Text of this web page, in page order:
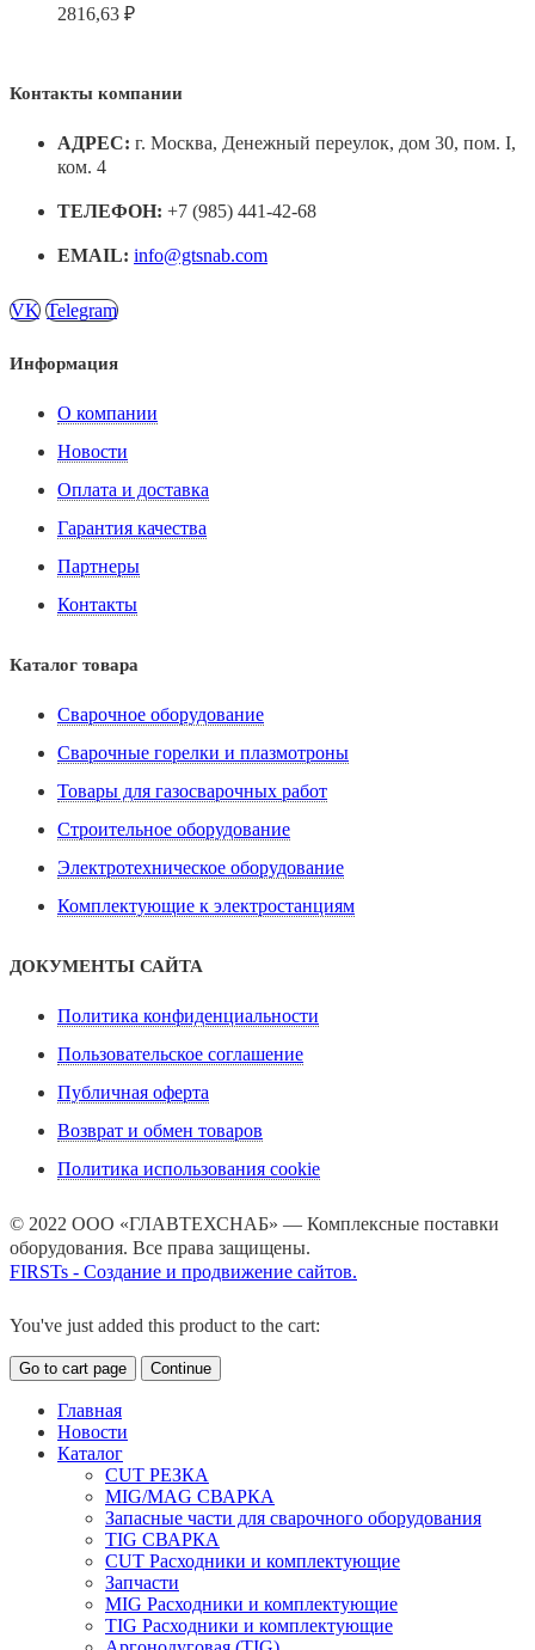
2816,63 ₽
Контакты компании
АДРЕС: г. Москва, Денежный переулок, дом 30, пом. I,
ком. 4
ТЕЛЕФОН: +7 (985) 441-42-68
EMAIL: info@gtsnab.com
VK Telegram
Информация
О компании
Новости
Оплата и доставка
Гарантия качества
Партнеры
Контакты
Каталог товара
Сварочное оборудование
Сварочные горелки и плазмотроны
Товары для газосварочных работ
Строительное оборудование
Электротехническое оборудование
Комплектующие к электростанциям
ДОКУМЕНТЫ САЙТА
Политика конфиденциальности
Пользовательское соглашение
Публичная оферта
Возврат и обмен товаров
Политика использования cookie
© 2022 ООО «ГЛАВТЕХСНАБ» — Комплексные поставки
оборудования. Все права защищены.
FIRSTs - Создание и продвижение сайтов.
You've just added this product to the cart:
Go to cart page Continue
Главная
Новости
Каталог
CUT РЕЗКА
MIG/MAG СВАРКА
Запасные части для сварочного оборудования
TIG СВАРКА
CUT Расходники и комплектующие
Запчасти
MIG Расходники и комплектующие
TIG Расходники и комплектующие